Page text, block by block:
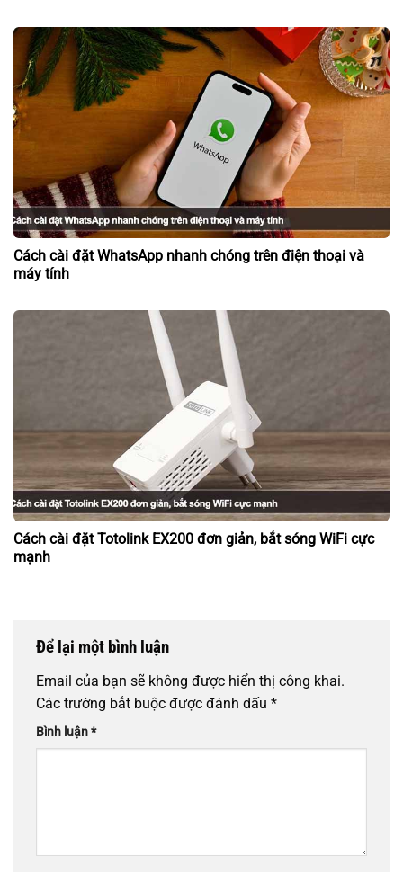
Cách cài đặt WhatsApp nhanh chóng trên điện thoại và
máy tính
Cách cài đặt Totolink EX200 đơn giản, bắt sóng WiFi cực
mạnh
Để lại một bình luận
Email của bạn sẽ không được hiển thị công khai.
Các trường bắt buộc được đánh dấu *
Bình luận*